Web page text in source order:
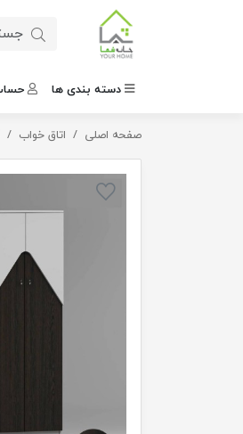
دسته بندی ها
صفحه اصلی اتاق خواب
کمد لباس مجموعه 2 عددی